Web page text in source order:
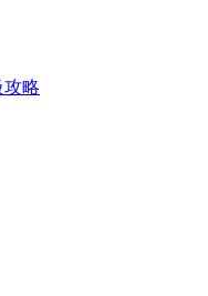
攻略